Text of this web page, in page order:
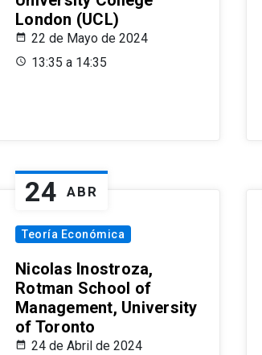
London (UCL)
22 de Mayo de 2024
13:35 a 14:35
24 ABR
Teoría Económica
Nicolas Inostroza,
Rotman School of
Management, University
of Toronto
24 de Abril de 2024